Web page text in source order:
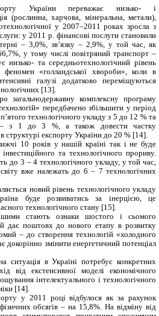
України переважає низько- і
(рослинна, харчова, мінеральна, метали),
у 2007–2011 роках зросла з
у 2011 р. фінансові послуги становили
– 3,0%, зв’язку – 2,9%, у той час, як
у тому числі повітряний транспорт –
низько- та середньотехнологічний рівень
феномен «голландської хвороби», коли в
галузі додатково переміщуються
[13].
загальнодержавну комплексну програму
передбачено збільшити у період
технологічного укладу з 5 до 12 % та
– з 1 до 3 %, а також довести частку
структурі експорту України до 20 % [14].
10 років у нашій країні так і не буде
та технологічного прориву.
до 3 – 4 технологічного укладу, у той час,
вже належать до 6 – 7 технологічних
новий рівень технологічного укладу
буде розвиватись за інерцією, це
технологічного стану [15].
стають ознаки шостого і сьомого
дає поштовх до нового етапу в розвитку
– до створення технологій «холодного
докорінно змінити енергетичний потенціал
ситуація в Україні потребує конкретних
від екстенсивної моделі економічного
інтелектуального і технологічного
[14].
у 2011 році відбулося як за рахунок
обсягів – на 15,8%.На відміну від